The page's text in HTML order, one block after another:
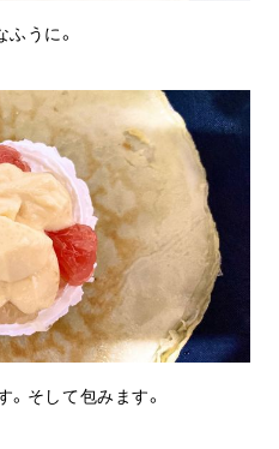
うに。
そして包みます。